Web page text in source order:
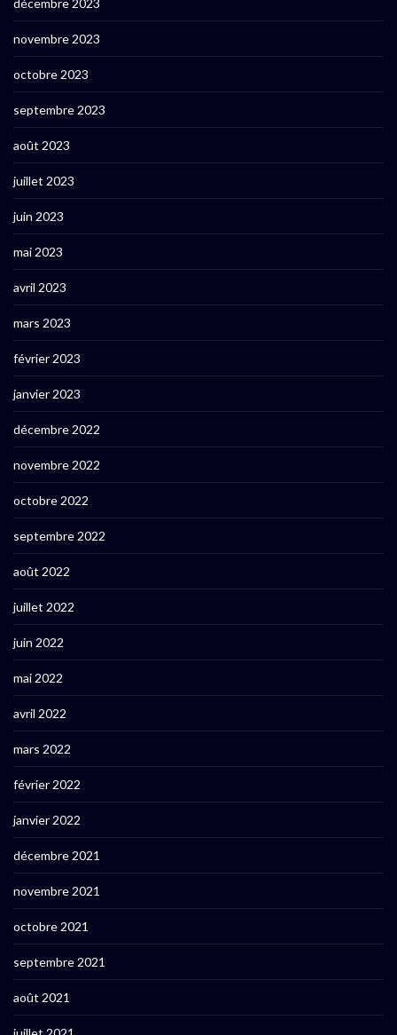
décembre 2023
novembre 2023
octobre 2023
septembre 2023
août 2023
juillet 2023
juin 2023
mai 2023
avril 2023
mars 2023
février 2023
janvier 2023
décembre 2022
novembre 2022
octobre 2022
septembre 2022
août 2022
juillet 2022
juin 2022
mai 2022
avril 2022
mars 2022
février 2022
janvier 2022
décembre 2021
novembre 2021
octobre 2021
septembre 2021
août 2021